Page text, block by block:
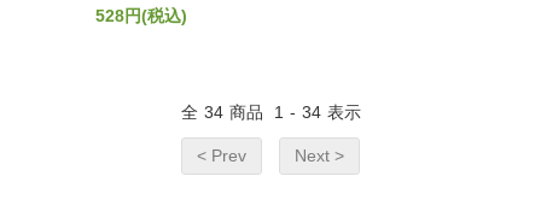
528円(税込)
全 34 商品 1 - 34 表示
< Prev Next >